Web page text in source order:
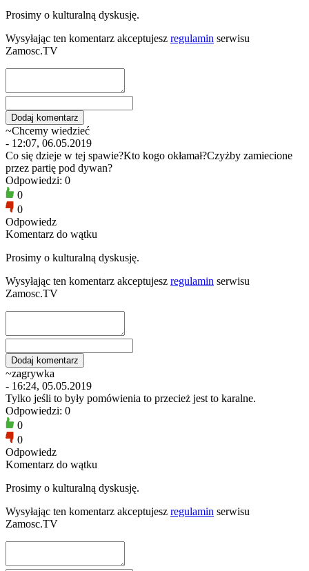
Prosimy o kulturalną dyskusję.
Wysyłając ten komentarz akceptujesz regulamin serwisu
Zamosc.TV
~Chcemy wiedzieć
- 12:07, 06.05.2019
Co się dzieje w tej spawie?Kto kogo okłamał?Czyżby zamiecione
przez partię pod dywan?
Odpowiedzi: 0
0
0
Odpowiedz
Komentarz do wątku
Prosimy o kulturalną dyskusję.
Wysyłając ten komentarz akceptujesz regulamin serwisu
Zamosc.TV
~zagrywka
- 16:24, 05.05.2019
Tylko jeśli to były pomówienia to przecież jest to karalne.
Odpowiedzi: 0
0
0
Odpowiedz
Komentarz do wątku
Prosimy o kulturalną dyskusję.
Wysyłając ten komentarz akceptujesz regulamin serwisu
Zamosc.TV